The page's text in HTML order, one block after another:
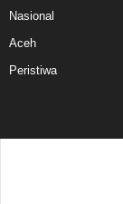
Nasional
Aceh
Peristiwa